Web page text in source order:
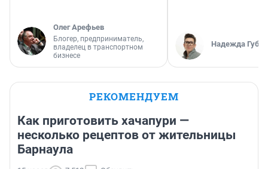
Олег Арефьев
Блогер, предприниматель,
владелец в транспортном
бизнесе
Надежда
РЕКОМЕНДУЕМ
Как приготовить хачапури —
несколько рецептов от жительницы
Барнаула